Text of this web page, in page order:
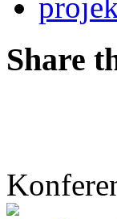
Share